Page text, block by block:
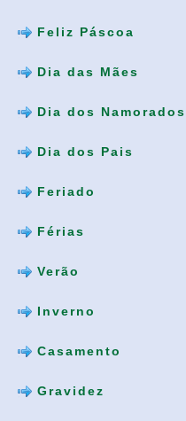
Feliz Páscoa
Dia das Mães
Dia dos Namorados
Dia dos Pais
Feriado
Férias
Verão
Inverno
Casamento
Gravidez